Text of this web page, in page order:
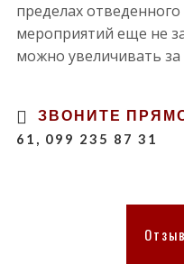
пределах
мероприятий еще не
можно увеличивать
ЗВОНИТЕ
61, 099 235 87 31